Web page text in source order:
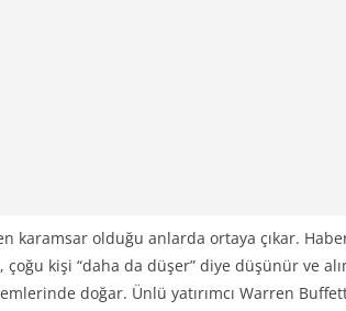
karamsar olduğu anlarda ortaya çıkar.
kişi “daha da düşer” diye düşünür ve
doğar. Ünlü yatırımcı Warren